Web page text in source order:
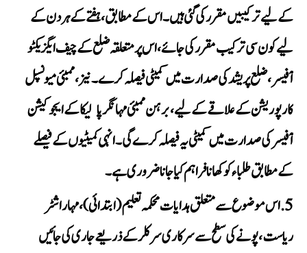
کے لیے ترکیبیں مقرر کی گئی ہیں۔ اس کے مطابق، ہفتے کے ہر دن کے
لیے کون سی ترکیب مقرر کی جائے، اس پر متعلقہ ضلع کے چیف ایگزیکٹو
آفیسر، ضلع پریشد کی صدارت میں کمیٹی فیصلہ کرے۔ نیز، ممبئی میونسپل
کارپوریشن کے علاقے کے لیے، برہن ممبئی مہا نگر پالیکا کے ایجوکیشن
آفیسر کی صدارت میں کمیٹی یہ فیصلہ کرے گی۔ انہی کمیٹیوں کے فیصلے
کے مطابق طلباء کو کھانا فراہم کیا جانا ضروری ہے۔
اس موضوع سے متعلق ہدایات محکمہ تعلیم (ابتدائی)، مہاراشٹر
ریاست، پونے کی سطح سے سرکاری سرکلر کے ذریعے جاری کی جائیں